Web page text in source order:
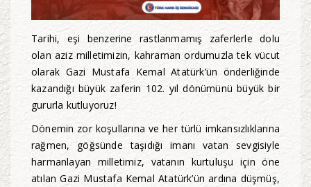
Tarihi, eşi benzerine rastlanmamış zaferlerle dolu
olan aziz milletimizin, kahraman ordumuzla tek vücut
olarak Gazi Mustafa Kemal Atatürk’ün önderliğinde
kazandığı büyük zaferin 102. yıl dönümünü büyük bir
gururla kutluyoruz!
Dönemin zor koşullarına ve her türlü imkansızlıklarına
rağmen, göğsünde taşıdığı imanı vatan sevgisiyle
harmanlayan milletimiz, vatanın kurtuluşu için öne
atılan Gazi Mustafa Kemal Atatürk’ün ardına düşmüş,